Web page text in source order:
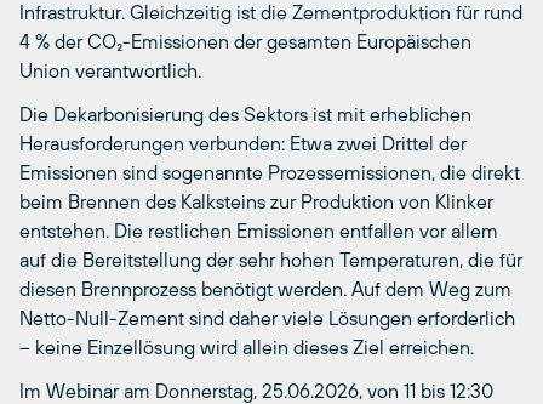
Infrastruktur. Gleichzeitig ist die Zementproduktion für rund
4 % der CO₂-Emissionen der gesamten Europäischen
Union verantwortlich.
Die Dekarbonisierung des Sektors ist mit erheblichen
Herausforderungen verbunden: Etwa zwei Drittel der
Emissionen sind sogenannte Prozessemissionen, die direkt
beim Brennen des Kalksteins zur Produktion von Klinker
entstehen. Die restlichen Emissionen entfallen vor allem
auf die Bereitstellung der sehr hohen Temperaturen, die für
diesen Brennprozess benötigt werden. Auf dem Weg zum
Netto-Null-Zement sind daher viele Lösungen erforderlich
– keine Einzellösung wird allein dieses Ziel erreichen.
Im Webinar am Donnerstag, 25.06.2026, von 11 bis 12:30